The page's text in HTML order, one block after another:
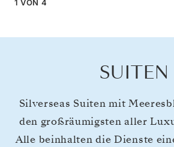
1 VON 4
SUITEN
Silverseas Suiten mit
den großräumigsten aller
Alle beinhalten die Dienste